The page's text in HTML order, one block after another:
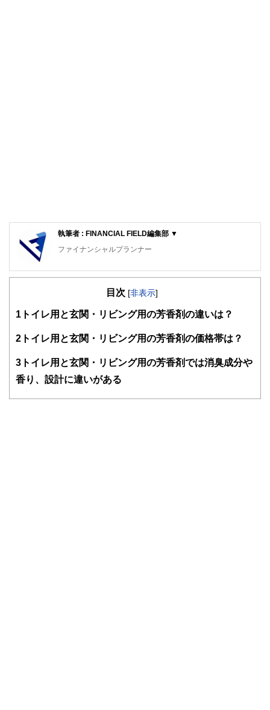
執筆者 : FINANCIAL FIELD編集部 ▼
ファイナンシャルプランナー
FinancialField編集部は、金融、経済に関する記事を、日々
知識がない方でも理解できるようわかりやすく発信していま
得者を中心に「お金や暮らし」に関する書籍・雑誌の編集経
験者で構成され、企画立案から記事掲載まですべての工程に
関わることで、読者目線のコンテンツを追求しています。
FinancialFieldの特徴は、ファイナンシャルプランナー、弁
ドバイザー、DCプランナー、公認会計士、社会保険労務
目次 [非表示]
1 トイレ用と玄関・リビング用の芳香剤の違いは？
2 トイレ用と玄関・リビング用の芳香剤の価格帯は？
3 トイレ用と玄関・リビング用の芳香剤では消臭成分や
香り、設計に違いがある